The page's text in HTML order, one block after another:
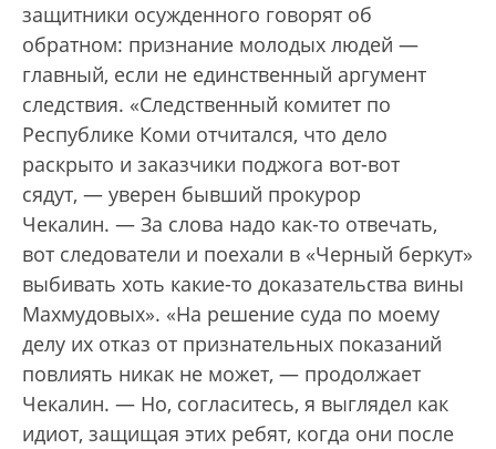
защитники осужденного говорят об
обратном: признание молодых людей —
главный, если не единственный аргумент
следствия. «Следственный комитет по
Республике Коми отчитался, что дело
раскрыто и заказчики поджога вот-вот
сядут, — уверен бывший прокурор
Чекалин. — За слова надо как-то отвечать,
вот следователи и поехали в «Черный беркут»
выбивать хоть какие-то доказательства вины
Махмудовых». «На решение суда по моему
делу их отказ от признательных показаний
повлиять никак не может, — продолжает
Чекалин. — Но, согласитесь, я выглядел как
идиот, защищая этих ребят, когда они после